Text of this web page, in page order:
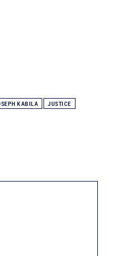
KABILA JUSTICE